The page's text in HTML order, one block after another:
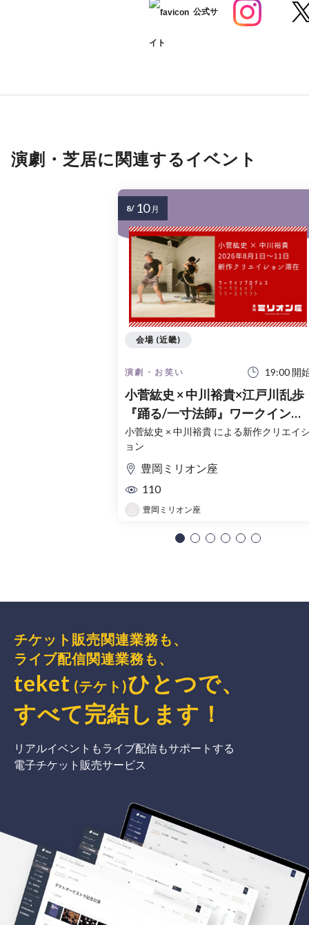
公式サ
イト
演劇・芝居に関連するイベント
演劇・お笑い 19:00 開
小菅紘史 × 中川裕貴×江戸川乱歩
『踊る/一寸法師』ワークインプ
ログレス
小菅紘史 × 中川裕貴 による新作クリエイ
ョン
豊岡ミリオン座
110
豊岡ミリオン座
会場 (近畿)
8/ 10 月
チケット販売関連業務も、
ライブ配信関連業務も、
teket (テケト)ひとつで、
すべて完結 します ！
リアルイベントもライブ配信もサポートする
電子チケット販売サービス